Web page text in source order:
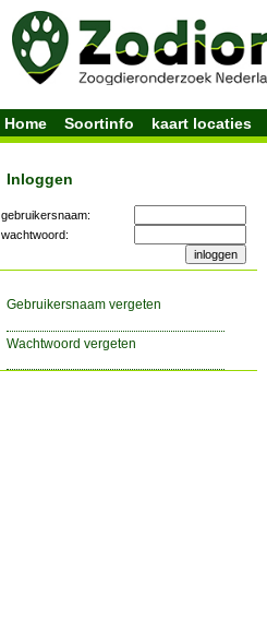
Home Soortinfo kaart locaties
Inloggen
gebruikersnaam:
wachtwoord:
gebruikersnaam vergeten
wachtwoord vergeten